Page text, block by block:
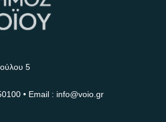
5
• Email : info@voio.gr